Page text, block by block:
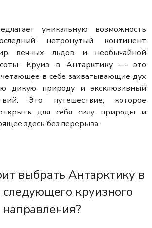
уникальную возможность
нетронутый континент
вечных льдов и необычайной
Круиз в Антарктику — это
в себе захватывающие дух
дикую природу и эксклюзивный
Это путешествие, которое
для себя силу природы и
здесь без перерыва.
выбрать Антарктику в
следующего круизного
направления?